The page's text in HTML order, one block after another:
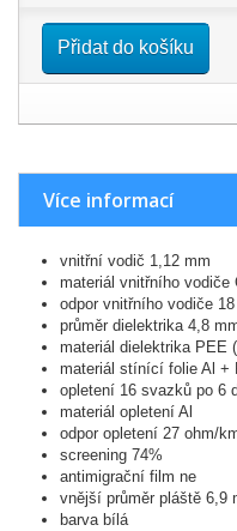
Přidat do košíku
Více informací
vnitřní vodič 1,12 mm
materiál vnitřního vodiče
odpor vnitřního vodiče
průměr dielektrika 4,8
materiál dielektrika PEE
materiál stínící folie Al +
opletení 16 svazků po 6
materiál opletení Al
odpor opletení 27 ohm/
screening 74%
antimigrační film ne
vnější průměr pláště 6,9
barva bílá